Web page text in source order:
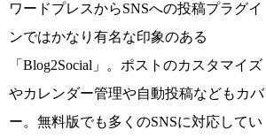
ワードプレスからSNSへの投稿プラグイ
ンではかなり有名な印象のある
「Blog2Social」。ポストのカスタマイズ
やカレンダー管理や自動投稿などもカバ
ー。無料版でも多くのSNSに対応してい